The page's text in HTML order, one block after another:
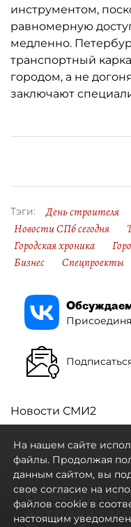
инструментом,
равномерную
медленно.
транспортный
городом, а не
заключают
Тэги: День строителя
Новости СПб сегодня
Городская хроника
Бизнес
Спецпроекты
Новости СМИ2
острова
На нашем сайте
файлы. Продолжая
данным сайтом, вы
свое согласие на
файлов cookie в
настоящим